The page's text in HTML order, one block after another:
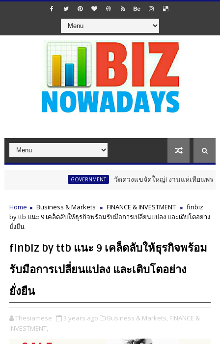
GOVERNMENT วัดดวงแขจัดใหญ่! งานแห่เทียนพรรษา 12 นัก
Home Business & Markets FINANCE & INVESTMENT
finbiz
by ttb แนะ 9 เคล็ดลับให้ธุรกิจพร้อมรับมือการเปลี่ยนแปลง และเติบโตอย่าง
ยั่งยืน
finbiz by ttb แนะ 9 เคล็ดลับให้ธุรกิจพร้อม
รับมือการเปลี่ยนแปลง และเติบโตอย่าง
ยั่งยืน
Thesiamese 3 years ago Business & Markets, FINANCE &
INVESTMENT,